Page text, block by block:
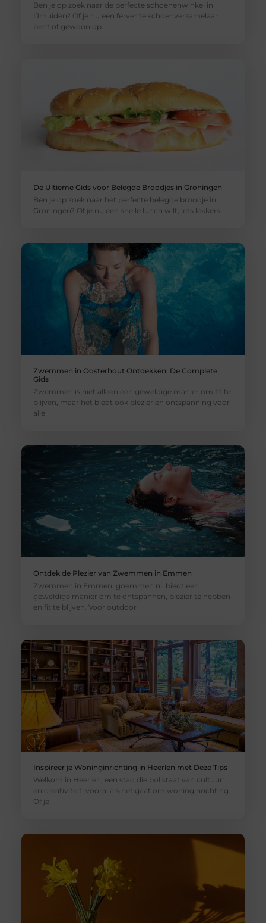
Ben je op zoek naar de perfecte schoenenwinkel in
IJmuiden? Of je nu een fervente schoenverzamelaar
bent of gewoon op
De Ultieme Gids voor Belegde Broodjes in Groningen
Ben je op zoek naar het perfecte belegde broodje in
Groningen? Of je nu een snelle lunch wilt, iets lekkers
Zwemmen in Oosterhout Ontdekken: De Complete
Gids
Zwemmen is niet alleen een geweldige manier om fit te
blijven, maar het biedt ook plezier en ontspanning voor
alle
Ontdek de Plezier van Zwemmen in Emmen
Zwemmen in Emmen. goemmen.nl. biedt een
geweldige manier om te ontspannen, plezier te hebben
en fit te blijven. Voor outdoor
Inspireer je Woninginrichting in Heerlen met Deze Tips
Welkom in Heerlen, een stad die bol staat van cultuur
en creativiteit, vooral als het gaat om woninginrichting.
Of je